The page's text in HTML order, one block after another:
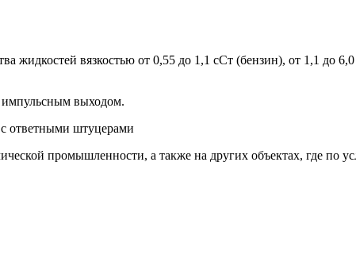
вязкостью от 0,55 до 1,1 сСт (бензин), от 1,1 до
выходом.
с ответными штуцерами
промышленности, а также на других объектах, где по